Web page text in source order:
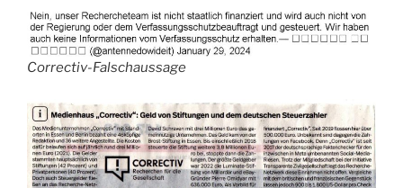
Correctiv-Falschaussage